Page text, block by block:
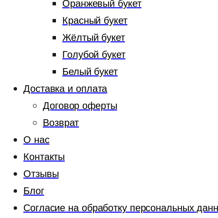
Оранжевый букет
Красный букет
Жёлтый букет
Голубой букет
Белый букет
Доставка и оплата
Договор оферты
Возврат
О нас
Контакты
Отзывы
Блог
Согласие на обработку персональных